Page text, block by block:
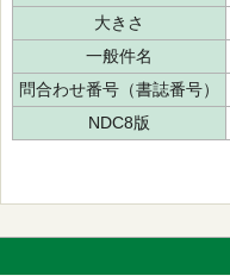
大きさ
一般件名
問合わせ番号（書誌番号）
NDC8版